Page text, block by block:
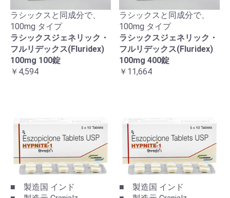
ラシックスと同成分で、
100mg タイプ
ラシックスジェネリック・
フルリデックス(Fluridex)
100mg 100錠
￥4,594
ラシックスと同成分で、
100mg タイプ
ラシックスジェネリック・
フルリデックス(Fluridex)
100mg 400錠
￥11,664
■ 製造国 インド
■ 製造国 インド